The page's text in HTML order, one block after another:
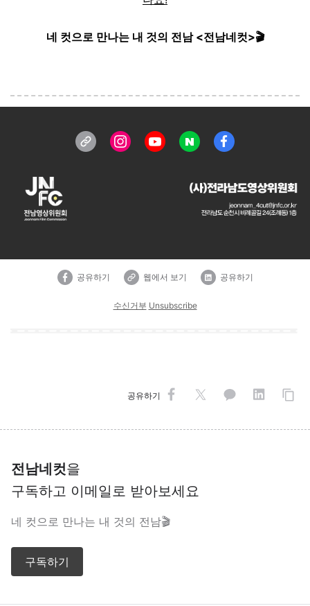
네 컷으로 만나는 내 것의 전남 <전남네컷>🎬
공유하기 웹에서 보기 공유하기
수신거부 Unsubscribe
공유하기
전남네컷을
구독하고 이메일로 받아보세요
네 컷으로 만나는 내 것의 전남🎬
구독하기